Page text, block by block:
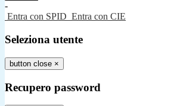
-
Entra con SPID Entra con CIE
Seleziona utente
button close ×
Recupero password